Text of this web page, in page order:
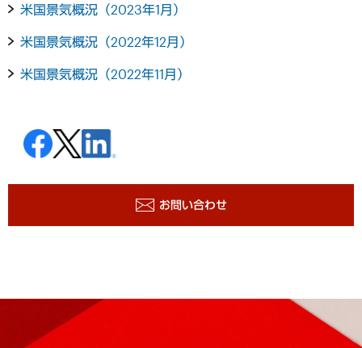
米国景気概況（2023年1月）
米国景気概況（2022年12月）
米国景気概況（2022年11月）
お問い合わせ